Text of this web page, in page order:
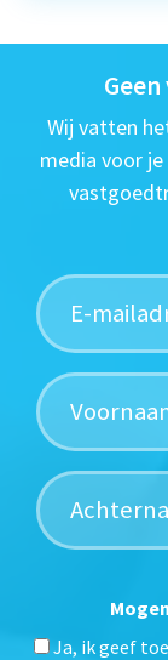
Wij vatten
media voor
Ja, ik geef